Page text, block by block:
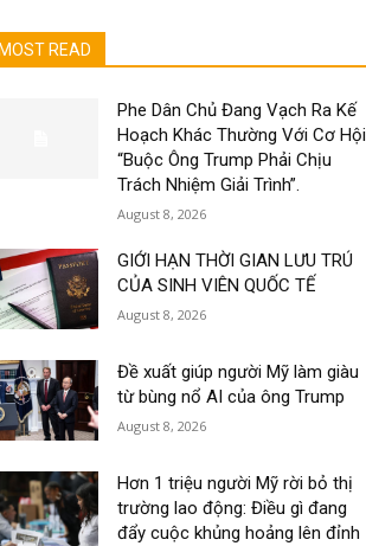
MOST READ
Phe Dân Chủ Đang Vạch Ra Kế
Hoạch Khác Thường Với Cơ Hội
“Buộc Ông Trump Phải Chịu
Trách Nhiệm Giải Trình”.
August 8, 2026
GIỚI HẠN THỜI GIAN LƯU TRÚ
CỦA SINH VIÊN QUỐC TẾ
August 8, 2026
Đề xuất giúp người Mỹ làm giàu
từ bùng nổ AI của ông Trump
August 8, 2026
Hơn 1 triệu người Mỹ rời bỏ thị
trường lao động: Điều gì đang
đẩy cuộc khủng hoảng lên đỉnh